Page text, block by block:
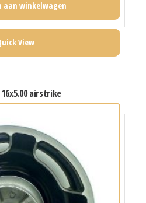
aan winkelwagen
View
airstrike